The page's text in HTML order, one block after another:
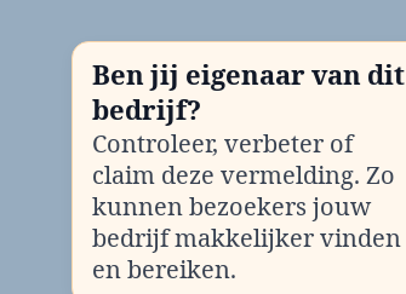
Ben jij eigenaar van dit
bedrijf?
Controleer, verbeter of
claim deze vermelding. Zo
kunnen bezoekers jouw
bedrijf makkelijker vinden
en bereiken.